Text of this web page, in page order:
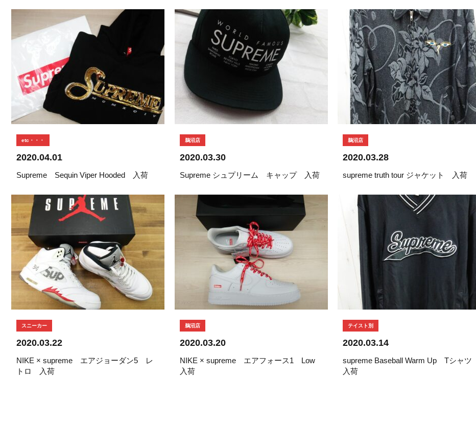
etc・・・
2020.04.01
Supreme Sequin Viper Hooded 入荷
鵜沼店
2020.03.30
Supreme シュプリーム キャップ 入荷
鵜沼店
2020.03.28
supreme truth tour ジャケット 入荷
スニーカー
2020.03.22
NIKE × supreme エアジョーダン5 レ
トロ 入荷
鵜沼店
2020.03.20
NIKE × supreme エアフォース1 Low
入荷
テイスト別
2020.03.14
supreme Baseball Warm Up Tシャツ
入荷